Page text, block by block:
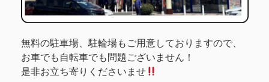
無料の駐車場、駐輪場もご用意しておりますので、
お車でも自転車でも問題ございません！
是非お立ち寄りくださいませ